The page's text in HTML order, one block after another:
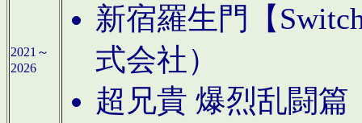
2021～
2026
新宿羅生門【
式会社）
超兄貴 爆烈乱闘篇